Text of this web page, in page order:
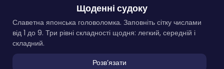
Щоденні судоку
Славетна японська головоломка. Заповніть сітку числами
від 1 до 9. Три рівні складності щодня: легкий, середній і
складний.
Розвʼязати